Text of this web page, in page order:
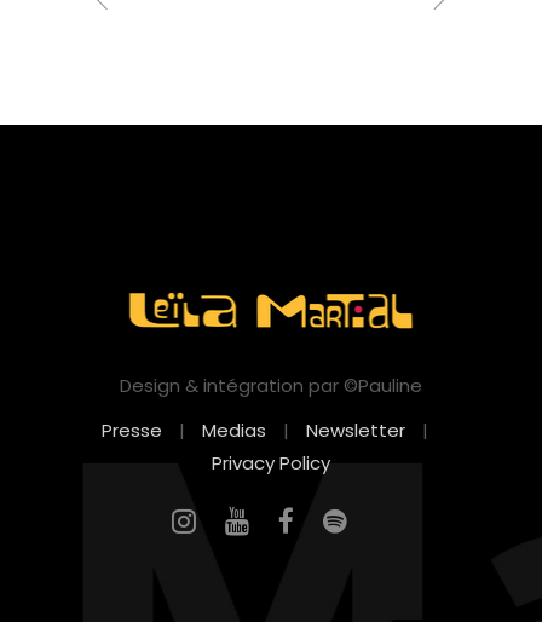
Design & intégration par ©Pauline
Presse
| Medias | Newsletter
|
Privacy Policy